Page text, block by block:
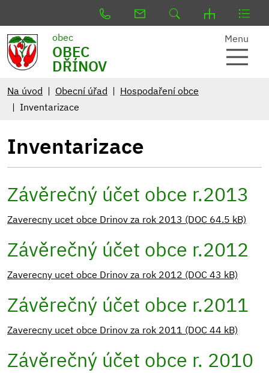
obec
OBEC
DŘÍNOV
Menu
Na úvod Obecní úřad
Hospodaření obce
Inventarizace
Inventarizace
Závěrečný účet obce r.2013
Zaverecny ucet obce Drinov za rok 2013 (DOC 64.5 kB)
Závěrečný účet obce r.2012
Zaverecny ucet obce Drinov za rok 2012 (DOC 43 kB)
Závěrečný účet obce r.2011
Zaverecny ucet obce Drinov za rok 2011 (DOC 44 kB)
Závěrečný účet obce r. 2010